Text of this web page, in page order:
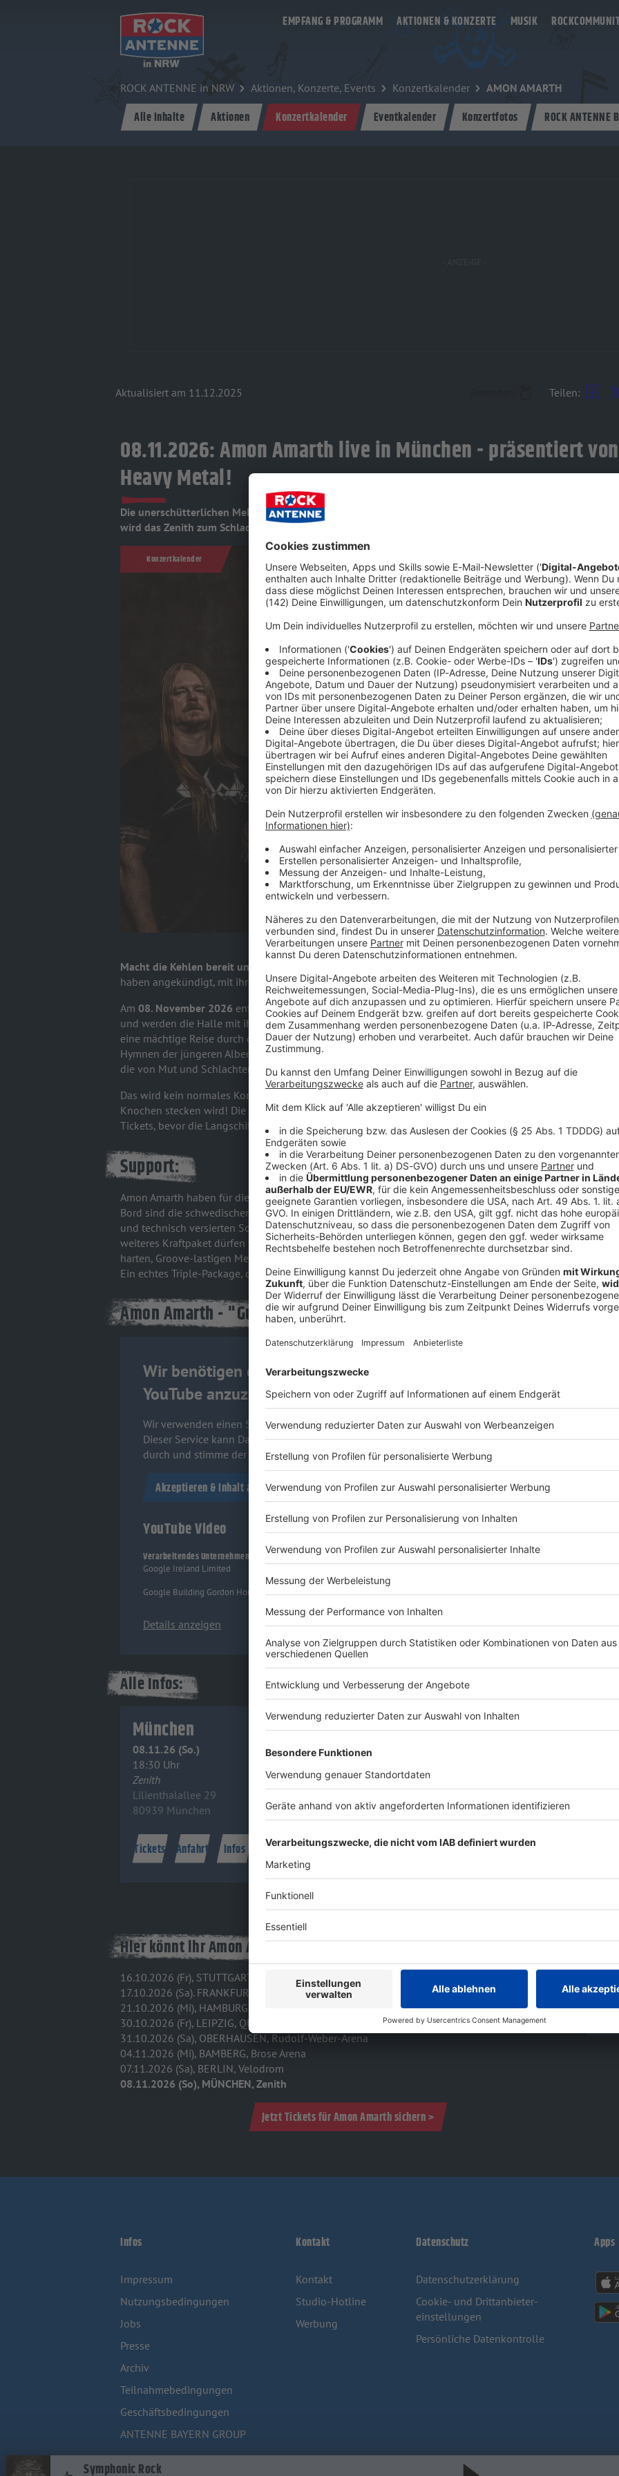
EMPFANG & PROGRAMM AKTIONEN & KONZERTE MUSIK
ROCK ANTENNE in NRW Aktionen, Konzerte, Events Konzertkalender AMON AMARTH
Alle Inhalte Aktionen Konzertkalender Eventkalender Konzertfotos ROCK ANTENNE
Aktualisiert am 11.12.2025 Teilen:
08.11.2026: Amon Amarth live in München - präsentiert von
Heavy Metal!
Die unerschütterlichen Melodic Death Metal-Krieger von Amon Amarth kündigen ihre triumphale
wird das Zenith zum Schlachtfeld nordischer Sagen. Ein Pflichttermin - präsentiert von ROCK ANTENNE in
Konzertkalender
Macht die Kehlen bereit und poliert eure Äxte!
haben angekündigt, mit ihrer gewaltigen Tournee in der Rockcity München Halt zu machen.
Am 08. November 2026 entern Johan Hegg und seine schwedische Crew dasZenith in München
und werden die Halle mit ihrem Trademark-Sound dem Erdboden gleichmachen. Die Setlist wird
eine mächtige Reise durch die nordische Mythologie sein, von frühen Krachern bis zu den
Hymnen der jüngeren Alben. Jeder Fan von brachialen Riffs, donnernden Drums und Gesängen,
die von Mut und Schlachtenlust erzählen, MUSS dabei sein.
Das wird kein normales Konzert, das wird ein Metal-Götterfest, das euch noch lange in den
Knochen stecken wird! Die Wartezeit ist lang, aber die Vorfreude ist unendlich – sichert euch die
Tickets, bevor die Langschiffe ablegen - präsentiert von ROCK ANTENNE in NRW Heavy Metal!
Support:
Amon Amarth haben für dieses gigantische Viking-Fest eine erstklassige Eskorte dabei. Mit an
Bord sind die schwedischen Death-MetallerSoilwork,die mit ihrem modernen, melodischen
und technisch versierten Sound seit Jahrzehnten ein Garant für beste Metal-Kost sind. Und als
weiteres Kraftpaket dürfen wir uns auf Orbit Culturefreuen. Die aufstrebende Band liefert
harten, Groove-lastigen Melodic Death Metal, der aktuell mächtig Staub in der Szene aufwirbelt.
Ein echtes Triple-Package, das an diesem Novemberabend keine Wünsche offenlässt.
Amon Amarth - "Guardians Of Asgard"
Wir benötigen deine Zustimmung, um Inhalte von
YouTube anzuzeigen.
Wir verwenden einen Service eines Drittanbieters, um externe Inhalte einzubetten.
Dieser Service kann Daten zu deinen Aktivitäten sammeln. Bitte lese dir die Details
durch und stimme der Nutzung des Service zu, um diese Inhalte anzuzeigen.
Akzeptieren & Inhalt anzeigen
YouTube Video
Verarbeitendes Unternehmen
Google Ireland Limited
Google Building Gordon House, 4 Barrow St, Dublin, D04 E5W5, Ireland
Details anzeigen
Alle Infos:
München
08.11.26 (So.)
18:30 Uhr
Zenith
Lilienthalallee 29
80939 München
Tickets Anfahrt Infos
Hier könnt ihr Amon Amarth 2026 live erleben:
16.10.2026 (Fr), STUTTGART, Hans-Martin-Schleyer-Halle
17.10.2026 (Sa). FRANKFURT, Festhalle Frankfurt
21.10.2026 (Mi), HAMBURG, Sporthalle
30.10.2026 (Fr), LEIPZIG, QUARTERBACK Immobilien Arena
31.10.2026 (Sa), OBERHAUSEN, Rudolf-Weber-Arena
04.11.2026 (Mi), BAMBERG, Brose Arena
07.11.2026 (Sa), BERLIN, Velodrom
08.11.2026 (So), MÜNCHEN, Zenith
Jetzt Tickets für Amon Amarth sichern >
iOS
Ø
Infos
Impressum
Nutzungsbedingungen
Jobs
Presse
Archiv
Teilnahmebedingungen
Geschäftsbedingungen
ANTENNE BAYERN GROUP
Kontakt
Kontakt
Studio-Hotline
Werbung
Datenschutz
Datenschutzerklärung
Cookie- und Drittanbieter-
einstellungen
Persönliche Datenkontrolle
Apps
Symphonic Rock